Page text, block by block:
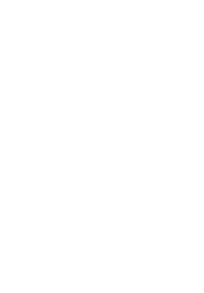
Start-Up Nation 2025?